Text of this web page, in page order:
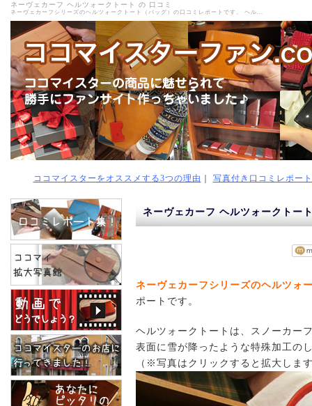
ネーヴェカーフ ヘルツォークトート の 口コミ
ネーヴェカーフシリーズのヘルツォークトート（バッグ）の口コミレポートです。 ヘル...
ココマイスターをオススメする3つの理由 写真付き口コミレポート
ネーヴェカーフ ヘルツォークトー
ネーヴェカーフシリーズのヘルツォ
ポートです。
ヘルツォークトートは、スノーカー
表面に雪が降ったような特殊加工の
（※写真はクリックすると拡大しま